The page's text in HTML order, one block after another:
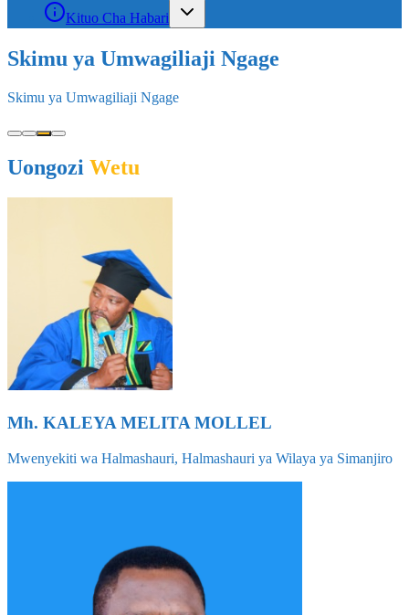
Kituo Cha Habari
Skimu ya Umwagiliaji Ngage
Skimu ya Umwagiliaji Ngage
Uongozi Wetu
Mh. KALEYA MELITA MOLLEL
Mwenyekiti wa Halmashauri, Halmashauri ya Wilaya ya Simanjiro